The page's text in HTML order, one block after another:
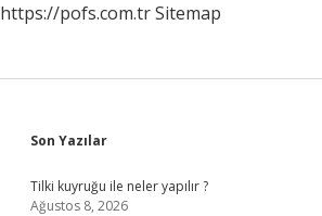
https://pofs.com.trSitemap
Sidebar
Son Yazılar
Tilki kuyruğu ile neler yapılır ?
Ağustos 8, 2026